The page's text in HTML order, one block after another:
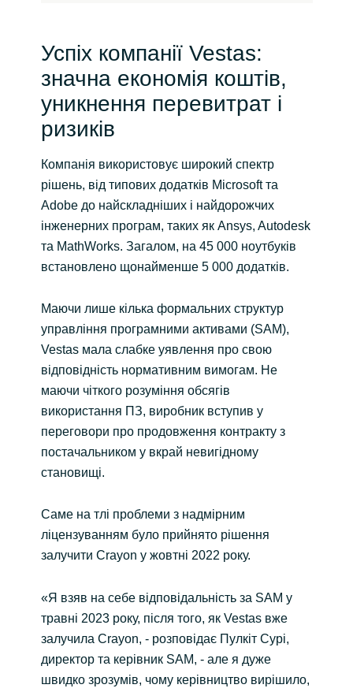
Успіх компанії Vestas:
значна економія коштів,
уникнення перевитрат і
ризиків
Компанія використовує широкий спектр
рішень, від типових додатків Microsoft та
Adobe до найскладніших і найдорожчих
інженерних програм, таких як Ansys, Autodesk
та MathWorks. Загалом, на 45 000 ноутбуків
встановлено щонайменше 5 000 додатків.
Маючи лише кілька формальних структур
управління програмними активами (SAM),
Vestas мала слабке уявлення про свою
відповідність нормативним вимогам. Не
маючи чіткого розуміння обсягів
використання ПЗ, виробник вступив у
переговори про продовження контракту з
постачальником у вкрай невигідному
становищі.
Саме на тлі проблеми з надмірним
ліцензуванням було прийнято рішення
залучити Crayon у жовтні 2022 року.
«Я взяв на себе відповідальність за SAM у
травні 2023 року, після того, як Vestas вже
залучила Crayon, - розповідає Пулкіт Сурі,
директор та керівник SAM, - але я дуже
швидко зрозумів, чому керівництво вирішило,